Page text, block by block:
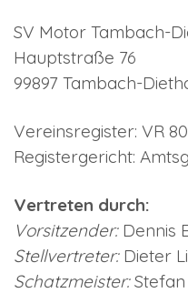
SV Motor Tambach-
Hauptstraße 76
99897 Tambach-
Vereinsregister: VR 80
Registergericht:
Vertreten durch:
Vorsitzender:Dennis
Stellvertreter: Dieter
Schatzmeister: